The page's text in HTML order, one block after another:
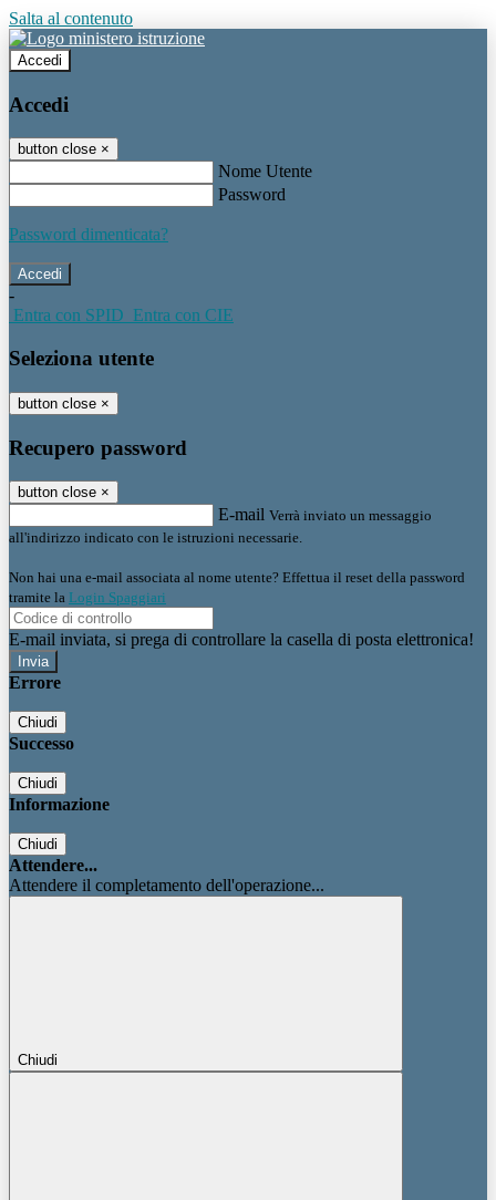
Salta al contenuto
Accedi
Accedi
button close ×
Nome Utente
Password
Password dimenticata?
-
Entra con SPID Entra con CIE
Seleziona utente
button close ×
Recupero password
button close ×
E-mail Verrà inviato un messaggio
all'indirizzo indicato con le istruzioni necessarie.
Non hai una e-mail associata al nome utente? Effettua il reset della password
tramite la Login Spaggiari
E-mail inviata, si prega di controllare la casella di posta elettronica!
Errore
Chiudi
Successo
Chiudi
Informazione
Chiudi
Attendere...
Attendere il completamento dell'operazione...
Chiudi